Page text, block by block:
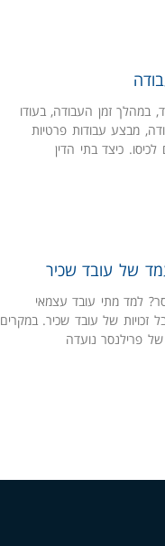
זמן העבודה, בעודו
מבצע עבודות פרטיות
כיצד בתי הדין
של עובד שכיר
למד מתי עובד עצמאי
זכויות של עובד שכיר. במקרים
פרילנסר נועדה